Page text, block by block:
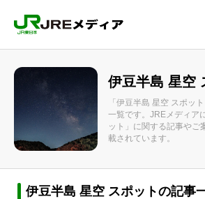
伊豆半島 星空
「伊豆半島 星空 スポッ
一覧です。JREメディア
ット」に関する記事やご
載されています。
伊豆半島 星空 スポットの記事